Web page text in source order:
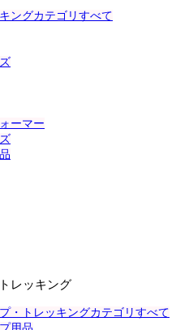
ングカテゴリすべて
ーマー
レッキング
・トレッキングカテゴリすべて